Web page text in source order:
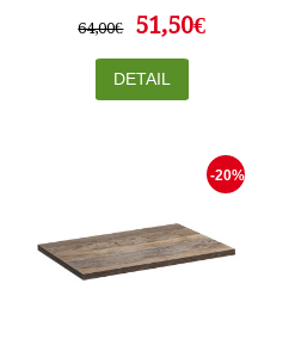
64,00€ 51,50€
DETAIL
-20%